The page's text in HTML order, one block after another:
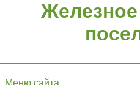
Меню сайта